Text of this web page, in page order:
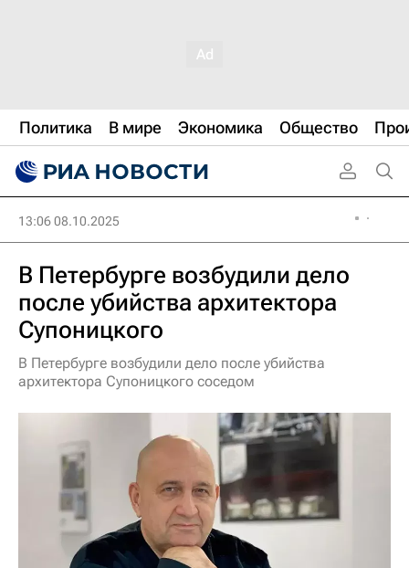
Политика В мире Экономика Общество
13:06 08.10.2025
В Петербурге возбудили дело
после убийства архитектора
Супоницкого
В Петербурге возбудили дело после убийства
архитектора Супоницкого соседом